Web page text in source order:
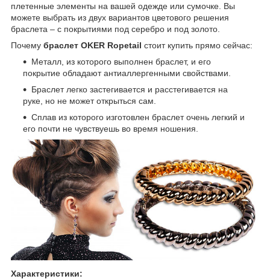
плетенные элементы на вашей одежде или сумочке. Вы
можете выбрать из двух вариантов цветового решения
браслета – с покрытиями под серебро и под золото.
Почему браслет OKER Ropetail стоит купить прямо сейчас:
Металл, из которого выполнен браслет, и его
покрытие обладают антиаллергенными свойствами.
Браслет легко застегивается и расстегивается на
руке, но не может открыться сам.
Сплав из которого изготовлен браслет очень легкий и
его почти не чувствуешь во время ношения.
Характеристики: